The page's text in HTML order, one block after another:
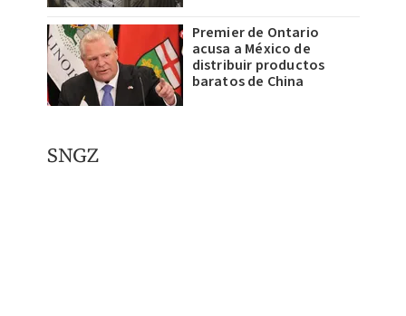
Premier de Ontario
acusa a México de
distribuir productos
baratos de China
SNGZ